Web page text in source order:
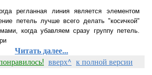
регланная линия является элементом
петель лучше всего делать "косичкой"
когда убавляем сразу группу петель.
Читать далее...
вверх^ к полной версии